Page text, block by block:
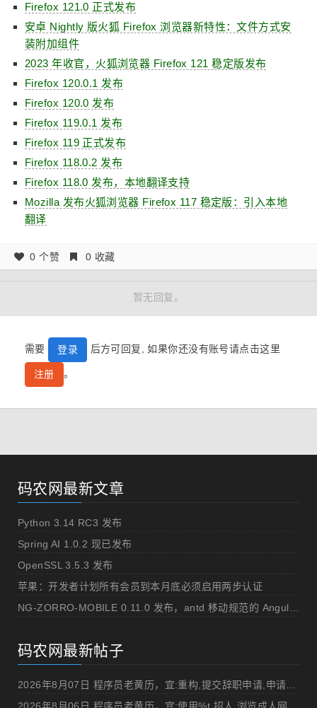
Firefox 121.0 正式发布
安卓 Nightly 版火狐 Firefox 浏览器新特性：文件方式安
装附加组件
2023 年收官，火狐浏览器 Firefox 121 稳定版发布
Firefox 120.0.1 发布
Firefox 120.0 发布
Firefox 119.0.1 发布
Firefox 119 正式发布
Firefox 118.0.2 发布
Firefox 118.0 发布，本地翻译支持
Mozilla 发布火狐浏览器 Firefox 117 稳定版：引入本地
翻译
0 个赞 0 收藏
暂无回复。
需要 登录 后方可回复, 如果你还没有账号请点击这里
注册 。
码农网最新文章
Python 3.14 RC3 发布
Spring AI 1.0.2 现已发布
OpenSSL 3.5.3 发布
苹果：开发者计划所有会员到本月底必须启用两步认证
码农网最新帖子